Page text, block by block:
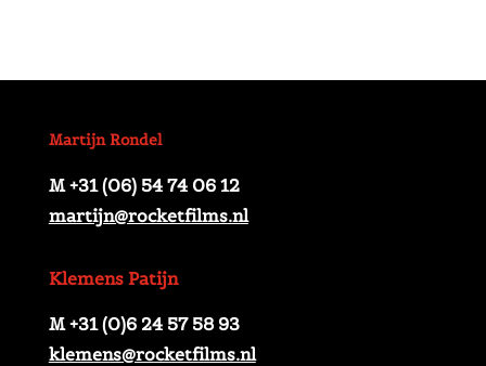
Martijn Rondel
M +31 (06) 54 74 06 12
martijn@rocketfilms.nl
Klemens Patijn
M +31 (0)6 24 57 58 93
klemens@rocketfilms.nl